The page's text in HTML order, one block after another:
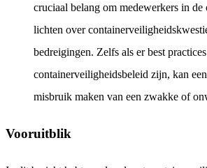
cruciaal belang om medewerkers in de
lichten over
bedreigingen. Zelfs als er best
containerveiligheidsbeleid zijn, kan
misbruik maken van een zwakke of
Vooruitblik